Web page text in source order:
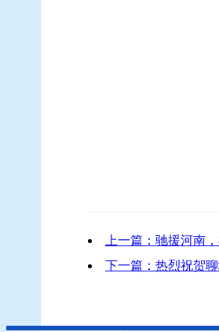
上一篇：驰援河南
下一篇：热烈祝贺